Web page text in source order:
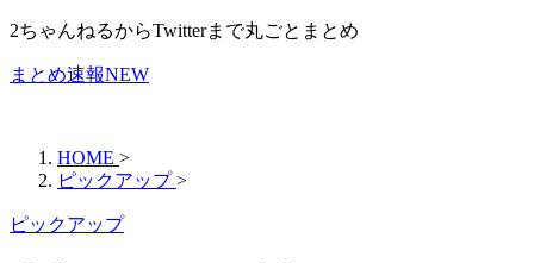
2ちゃんねるからTwitterまで丸ごとまとめ
まとめ速報NEW
HOME >
ピックアップ >
ピックアップ